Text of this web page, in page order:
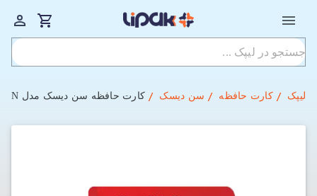
لیپک کارت حافظه سن دیسک کارت حافظه سن دیسک مدل SanDisk Ultra MicroSDXC GN6MN سرعت 140 با ظرفیت 128 گیگابایت